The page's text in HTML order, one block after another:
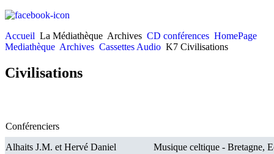
Accueil La Médiathèque Archives CD conférences HomePage
Mediathèque Archives Cassettes Audio K7 Civilisations
Civilisations
Conférenciers
Alhaits J.M. et Hervé Daniel
Musique celtique - Bretagne,